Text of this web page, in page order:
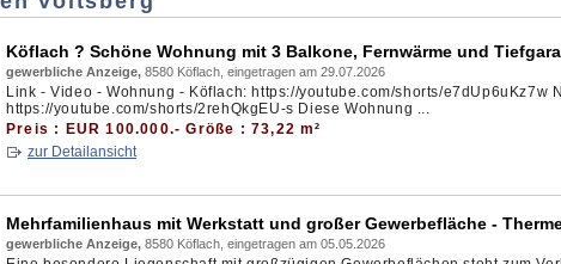
Köflach ? Schöne Wohnung mit 3 Balkone, Fernwärme und
gewerbliche Anzeige, 8580 Köflach, eingetragen am 29.07.2026
Link - Video - Wohnung - Köflach: https://youtube.com/shorts/e7dUp6uKz7w
https://youtube.com/shorts/2rehQkgEU-s Diese Wohnung ...
Preis : EUR 100.000.- Größe : 73,22 m²
zur Detailansicht
Mehrfamilienhaus mit Werkstatt und großer Gewerbefläche -
gewerbliche Anzeige, 8580 Köflach, eingetragen am 05.05.2026